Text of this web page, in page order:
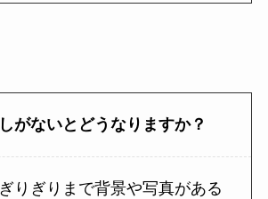
がないとどうなりますか？
りぎりまで背景や写真がある